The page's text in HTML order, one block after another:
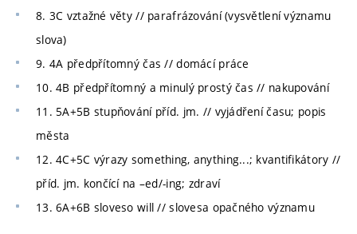
8. 3C vztažné věty // parafrázování (vysvětlení významu
slova)
9. 4A předpřítomný čas // domácí práce
10. 4B předpřítomný a minulý prostý čas // nakupování
11. 5A+5B stupňování příd. jm. // vyjádření času; popis
města
12. 4C+5C výrazy something, anything...; kvantifikátory //
příd. jm. končící na –ed/-ing; zdraví
13. 6A+6B sloveso will // slovesa opačného významu